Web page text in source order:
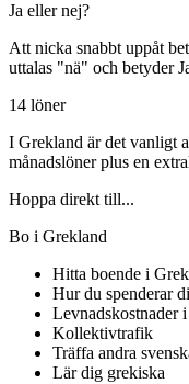
Ja eller nej?
Att nicka snabbt uppåt
uttalas "nä" och betyder
14 löner
I Grekland är det vanligt
månadslöner plus en
Hoppa direkt till...
Bo i Grekland
Hitta boende i
Hur du spenderar
Levnadskostnader
Kollektivtrafik
Träffa andra
Lär dig grekiska